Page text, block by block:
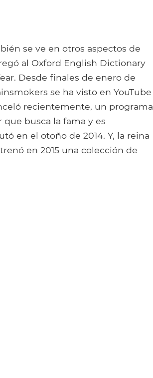
se ve en otros aspectos de
al Oxford English Dictionary
Desde finales de enero de
se ha visto en YouTube
recientemente, un programa
busca la fama y es
en el otoño de 2014. Y, la reina
en 2015 una colección de